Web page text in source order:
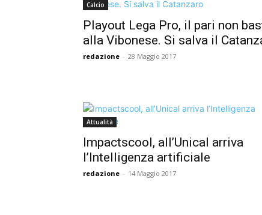
Calcio
Playout Lega Pro, il pari non
alla Vibonese. Si salva il
redazione - 28 Maggio 2017
Attualità
Impactscool, all’Unical arriva
l’Intelligenza artificiale
redazione - 14 Maggio 2017